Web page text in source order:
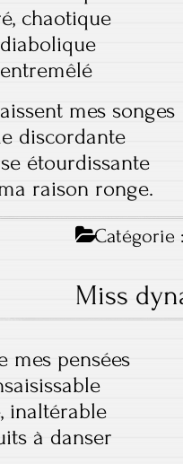
chaotique
mes songes
discordante
étourdissante
raison ronge.
Catégorie
Miss
mes pensées
inaltérable
à danser